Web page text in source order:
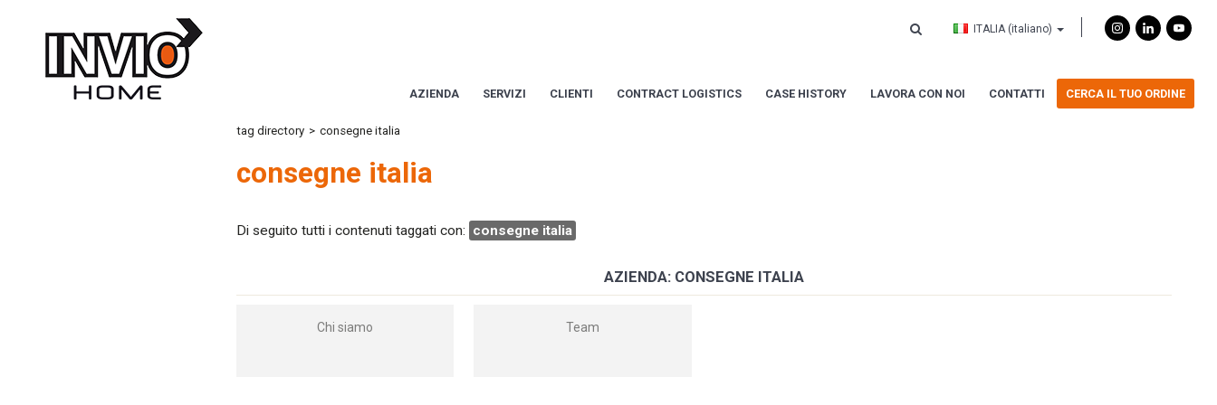
ITALIA (italiano)
AZIENDA SERVIZI CLIENTI CONTRACT LOGISTICS CASE HISTORY LAVORA CON NOI CONTATTI CERCA IL TUO ORDINE
tag directory > consegne italia
consegne italia
Di seguito tutti i contenuti taggati con: consegne italia
AZIENDA: CONSEGNE ITALIA
Chi siamo Team